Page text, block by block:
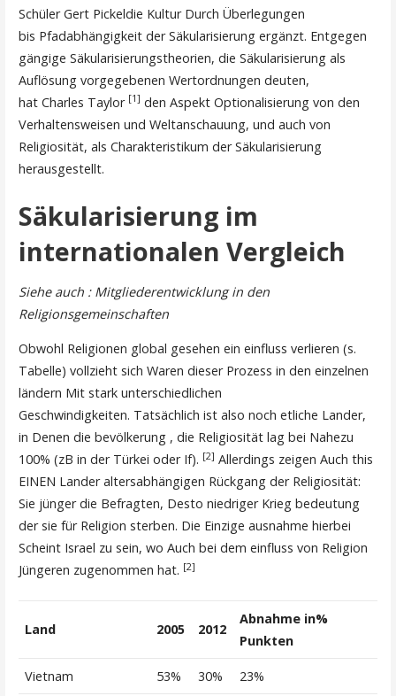
Schüler Gert Pickeldie Kultur Durch Überlegungen
bis Pfadabhängigkeit der Säkularisierung ergänzt. Entgegen
gängige Säkularisierungstheorien, die Säkularisierung als
Auflösung vorgegebenen Wertordnungen deuten,
hat Charles Taylor [1] den Aspekt Optionalisierung von den
Verhaltensweisen und Weltanschauung, und auch von
Religiosität, als Charakteristikum der Säkularisierung
herausgestellt.
Säkularisierung im
internationalen Vergleich
Siehe auch : Mitgliederentwicklung in den
Religionsgemeinschaften
Obwohl Religionen global gesehen ein einfluss verlieren (s.
Tabelle) vollzieht sich Waren dieser Prozess in den einzelnen
ländern Mit stark unterschiedlichen
Geschwindigkeiten. Tatsächlich ist also noch etliche Lander,
in Denen die bevölkerung , die Religiosität lag bei Nahezu
100% (zB in der Türkei oder If). [2] Allerdings zeigen Auch this
EINEN Lander altersabhängigen Rückgang der Religiosität:
Sie jünger die Befragten, Desto niedriger Krieg bedeutung
der sie für Religion sterben. Die Einzige ausnahme hierbei
Scheint Israel zu sein, wo Auch bei dem einfluss von Religion
Jüngeren zugenommen hat. [2]
Land 2005 2012
Abnahme in%
Punkten
Vietnam 53% 30% 23%